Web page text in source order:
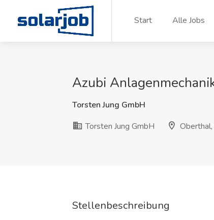
Zum Inhalt springen
Start
Alle Jobs
Azubi
Torsten Jung GmbH
Torsten Jung GmbH
Stellenbeschreibung